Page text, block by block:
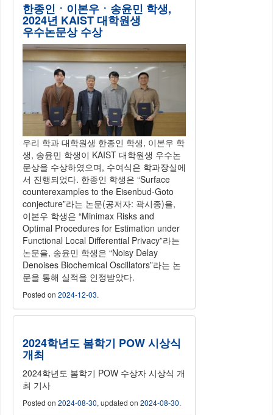
한종인ㆍ이본우ㆍ송윤민 학생,
2024년 KAIST 대학원생
우수논문상 수상
우리 학과 대학원생 한종인 학생, 이본우 학
생, 송윤민 학생이 KAIST 대학원생 우수논
문상을 수상하였으며, 수여식은 학과장실에
서 진행되었다. 한종인 학생은 “Surface
counterexamples to the Eisenbud-Goto
conjecture”라는 논문(공저자: 곽시종)을,
이본우 학생은 “Minimax Risks and
Optimal Procedures for Estimation under
Functional Local Differential Privacy”라는
논문을, 송윤민 학생은 “Noisy Delay
Denoises Biochemical Oscillators”라는 논
문을 통해 실적을 인정받았다.
Posted on 2024-12-03.
2024학년도 봄학기 POW 시상식
개최
2024학년도 봄학기 POW 수상자 시상식 개
최 기사
Posted on 2024-08-30, updated on 2024-08-30.